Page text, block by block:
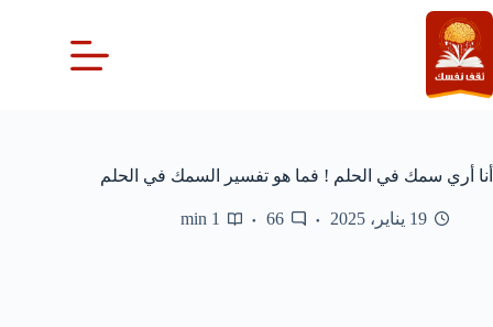
التجاوز
إلى
المحتوى
أنا أري سمك في الحلم ! فما هو تفسير السمك في الحلم
19 يناير، 2025 66
1 min